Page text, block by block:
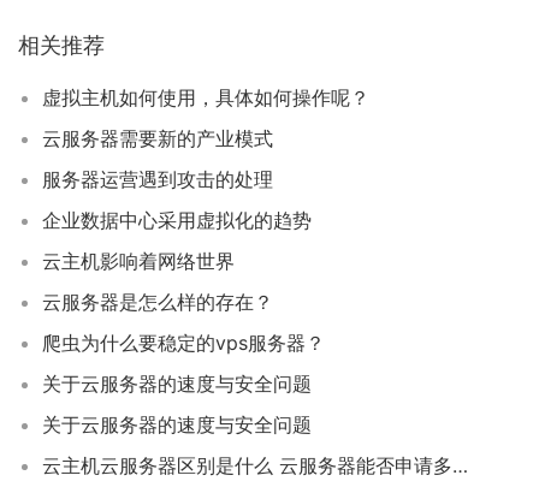
相关推荐
虚拟主机如何使用，具体如何操作呢？
云服务器需要新的产业模式
服务器运营遇到攻击的处理
企业数据中心采用虚拟化的趋势
云主机影响着网络世界
云服务器是怎么样的存在？
爬虫为什么要稳定的vps服务器？
关于云服务器的速度与安全问题
关于云服务器的速度与安全问题
云主机云服务器区别是什么 云服务器能否申请多个IP